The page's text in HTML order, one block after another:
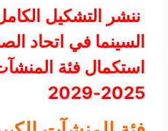
ننشر التشكيل
السينما في اتحاد
استكمال فئة
2025-2029